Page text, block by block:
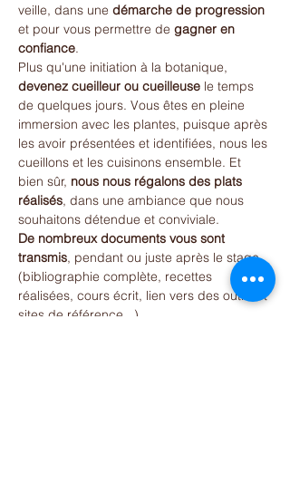
veille, dans une démarche de progression
et pour vous permettre de gagner en
confiance.
Plus qu'une initiation à la botanique,
devenez cueilleur ou cueilleuse le temps
de quelques jours. Vous êtes en pleine
immersion avec les plantes, puisque après
les avoir présentées et identifiées, nous les
cueillons et les cuisinons ensemble. Et
bien sûr, nous nous régalons des plats
réalisés, dans une ambiance que nous
souhaitons détendue et conviviale.
De nombreux documents vous sont
transmis, pendant ou juste après le stage
(bibliographie complète, recettes
réalisées, cours écrit, lien vers des outils et
sites de référence...).